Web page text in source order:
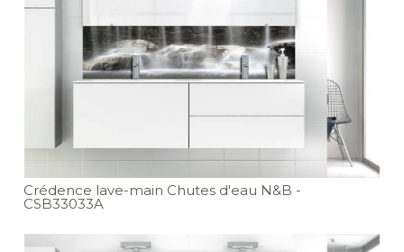
Crédence lave-main Chutes d'eau N&B -
CSB33033A